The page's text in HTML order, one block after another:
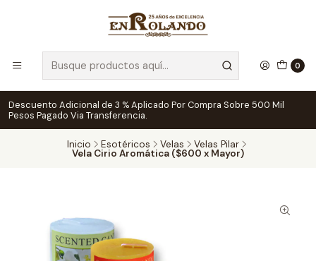
0
Descuento Adicional de 3 % Aplicado Por Compra Sobre 500 Mil
Pesos Pagado Via Transferencia.
Inicio Esotéricos Velas Velas Pilar
Vela Cirio Aromática ($600 x Mayor)